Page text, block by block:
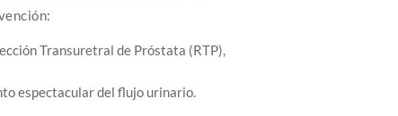
Transuretral de Próstata (RTP),
espectacular del flujo urinario.